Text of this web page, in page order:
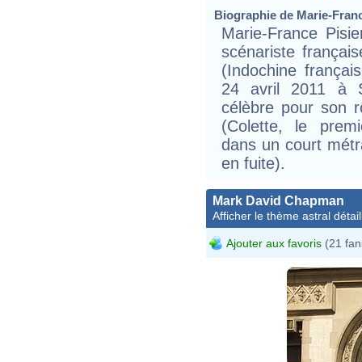
Biographie de Marie-
Marie-France
scénariste
(Indochine
24 avril 2011 à
célèbre pour son
(Colette, le
dans un court
en fuite).
Mark David Chapman
Afficher le thème astral
Ajouter aux favoris (21